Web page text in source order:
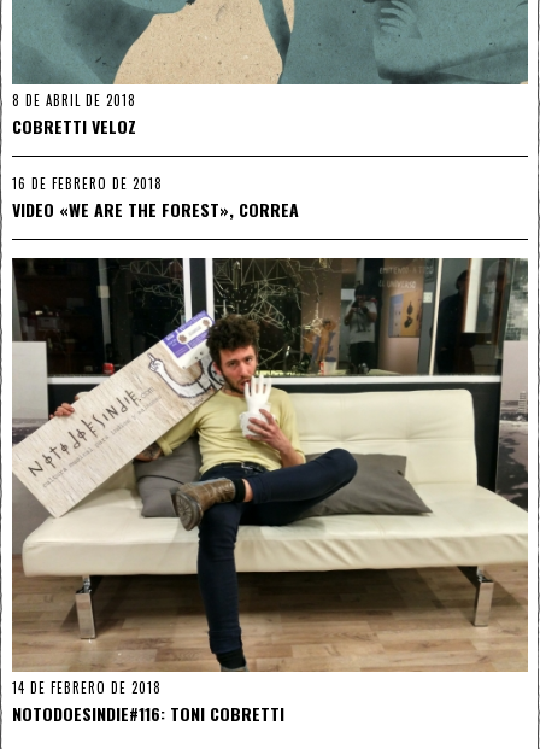
8 DE ABRIL DE 2018
COBRETTI VELOZ
16 DE FEBRERO DE 2018
VIDEO «WE ARE THE FOREST», CORREA
14 DE FEBRERO DE 2018
NOTODOESINDIE#116: TONI COBRETTI